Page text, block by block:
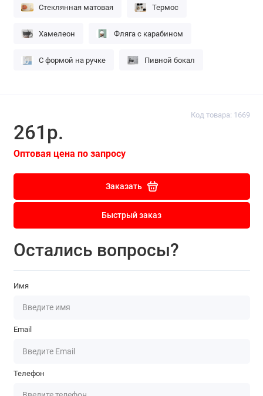
Код товара: 1669
261р.
Оптовая цена по запросу
Заказать
Быстрый заказ
Остались вопросы?
Имя
Email
Телефон
Стеклянная матовая Термос
Хамелеон Фляга с карабином
С формой на ручке Пивной бокал